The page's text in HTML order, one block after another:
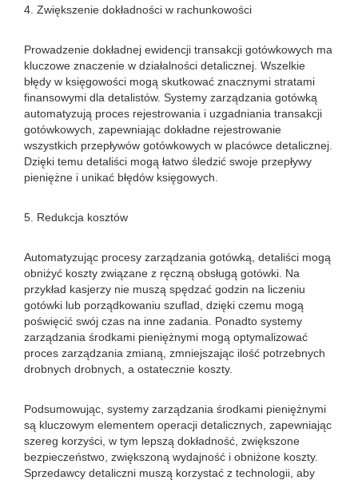
4. Zwiększenie dokładności w rachunkowości
Prowadzenie dokładnej ewidencji transakcji gotówkowych ma
kluczowe znaczenie w działalności detalicznej. Wszelkie
błędy w księgowości mogą skutkować znacznymi stratami
finansowymi dla detalistów. Systemy zarządzania gotówką
automatyzują proces rejestrowania i uzgadniania transakcji
gotówkowych, zapewniając dokładne rejestrowanie
wszystkich przepływów gotówkowych w placówce detalicznej.
Dzięki temu detaliści mogą łatwo śledzić swoje przepływy
pieniężne i unikać błędów księgowych.
5. Redukcja kosztów
Automatyzując procesy zarządzania gotówką, detaliści mogą
obniżyć koszty związane z ręczną obsługą gotówki. Na
przykład kasjerzy nie muszą spędzać godzin na liczeniu
gotówki lub porządkowaniu szuflad, dzięki czemu mogą
poświęcić swój czas na inne zadania. Ponadto systemy
zarządzania środkami pieniężnymi mogą optymalizować
proces zarządzania zmianą, zmniejszając ilość potrzebnych
drobnych drobnych, a ostatecznie koszty.
Podsumowując, systemy zarządzania środkami pieniężnymi
są kluczowym elementem operacji detalicznych, zapewniając
szereg korzyści, w tym lepszą dokładność, zwiększone
bezpieczeństwo, zwiększoną wydajność i obniżone koszty.
Sprzedawcy detaliczni muszą korzystać z technologii, aby